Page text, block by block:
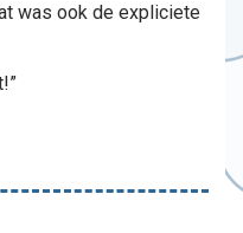
was ook de expliciete